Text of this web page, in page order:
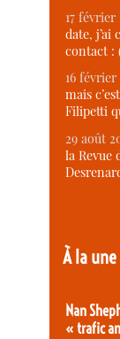
17
date, j’ai
contact :
16
mais
Filipetti
29 août
la Revue
À la une
Nan
« trafic